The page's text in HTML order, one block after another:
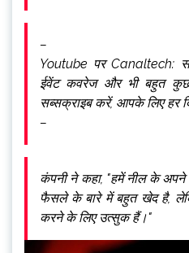
–
Youtube पर Canaltech:
ईवेंट कवरेज और भी बहुत
सब्सक्राइब करें, आपके लिए हर
–
कंपनी ने कहा, "हमें नील के
फैसले के बारे में बहुत खेद है,
करने के लिए उत्सुक हैं।"